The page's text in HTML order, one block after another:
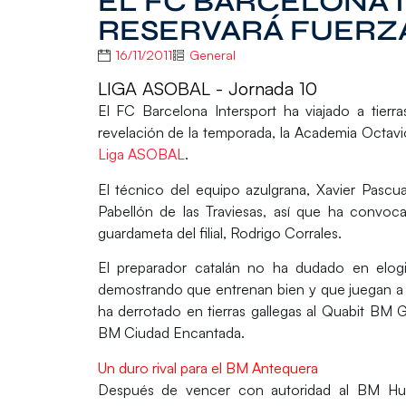
RESERVARÁ
16/11/2011 General
LIGA ASOBAL - Jornada 10
El FC Barcelona Intersportha viajado a
revelación de la temporada, laAcademia
Liga ASOBAL.
El técnico del equipo azulgrana, Xavier
Pabellón de las Traviesas, así que ha
guardameta del filial, Rodrigo Corrales.
El preparador catalán no ha dudado en
demostrando que entrenan bien y que juegan
ha derrotado en tierras gallegas al Quabit BM
BM Ciudad Encantada.
Un duro rival para el BM Antequera
Después de vencer con autoridad al BM